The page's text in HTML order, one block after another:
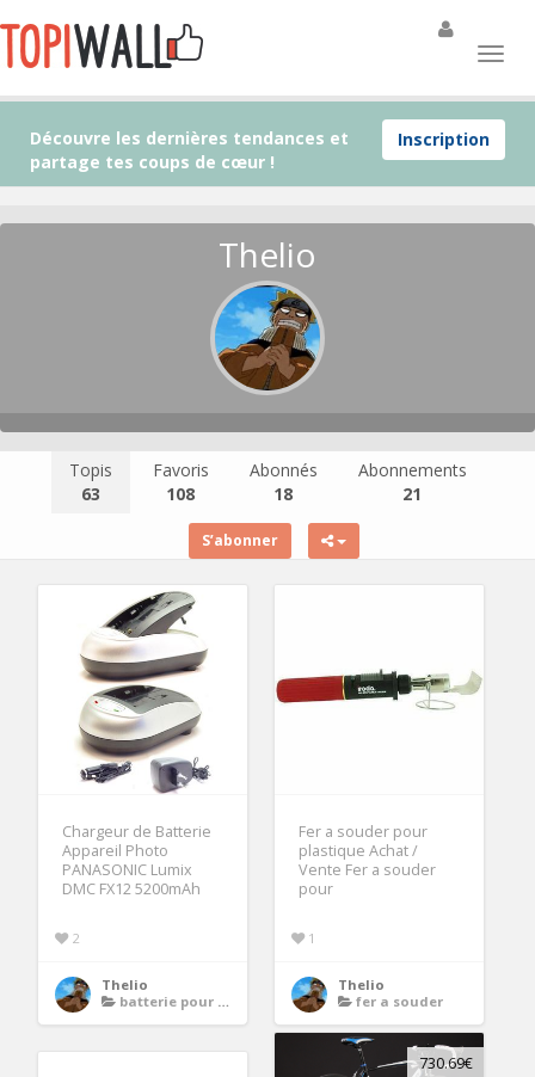
Inscription
Découvre les dernières tendances et
partage tes coups de cœur !
Thelio
Topis
63
Favoris
108
Abonnés
18
Abonnements
21
S’abonner
Chargeur de Batterie
Appareil Photo
PANASONIC Lumix
DMC FX12 5200mAh
2
Thelio
batterie pour appareil photo lumix
Fer a souder pour
plastique Achat /
Vente Fer a souder
pour
1
Thelio
fer a souder
730.69€